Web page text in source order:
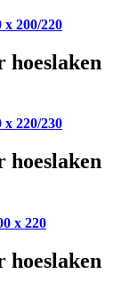
x 200/220
hoeslaken
x 220/230
hoeslaken
x 220
hoeslaken